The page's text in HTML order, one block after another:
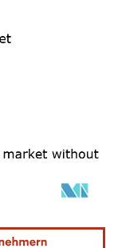
Namensnennung gemäß